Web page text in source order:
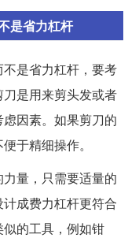
是省力杠杆
是省力杠杆，要考
是用来剪头发或者
因素。如果剪刀的
于精细操作。
量，只需要适量的
成费力杠杆更符合
的工具，例如钳